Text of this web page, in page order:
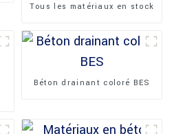
Tous les matériaux en stock
Béton drainant coloré BES